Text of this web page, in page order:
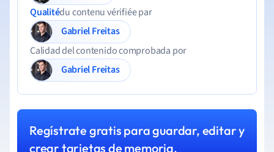
Qualitédu contenu vérifiée par
Gabriel Freitas
Calidad del contenido comprobada por
Gabriel Freitas
Regístrate gratis para guardar, editar y
crear tarjetas de memoria.